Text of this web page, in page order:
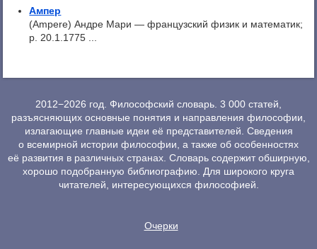
Ампер
(Ampere) Андре Мари — французский физик и математик;
р. 20.1.1775 ...
2012−2026 год. Философский словарь. 3 000 статей,
разъясняющих основные понятия и направления философии,
излагающие главные идеи её представителей. Сведения
о всемирной истории философии, а также об особенностях
её развития в различных странах. Словарь содержит обширную,
хорошо подобранную библиографию. Для широкого круга
читателей, интересующихся философией.
Очерки